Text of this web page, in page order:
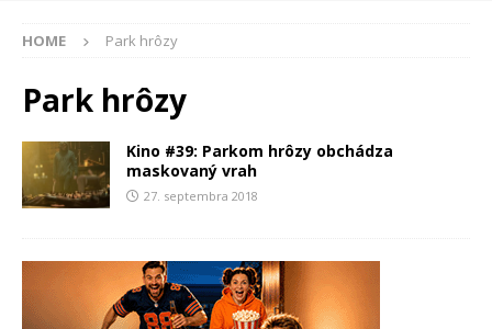
HOME Park hrôzy
Park hrôzy
Kino #39: Parkom hrôzy obchádza
maskovaný vrah
27. septembra 2018